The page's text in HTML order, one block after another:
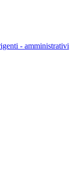
- amministrativi